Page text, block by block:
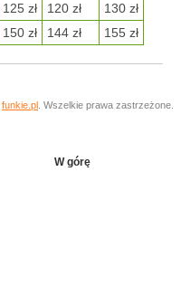
125 zł 120 zł
130 zł
150 zł 144 zł 155 zł
funkie.pl . Wszelkie prawa zastrzeżone.
W górę